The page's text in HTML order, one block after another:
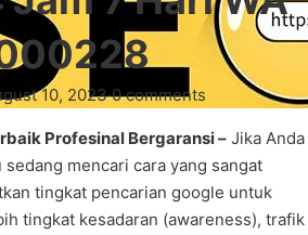
10, 2023·0 comments
Profesinal Bergaransi – Jika Anda
sedang mencari cara yang sangat
tingkat pencarian google untuk
tingkat kesadaran (awareness), trafik